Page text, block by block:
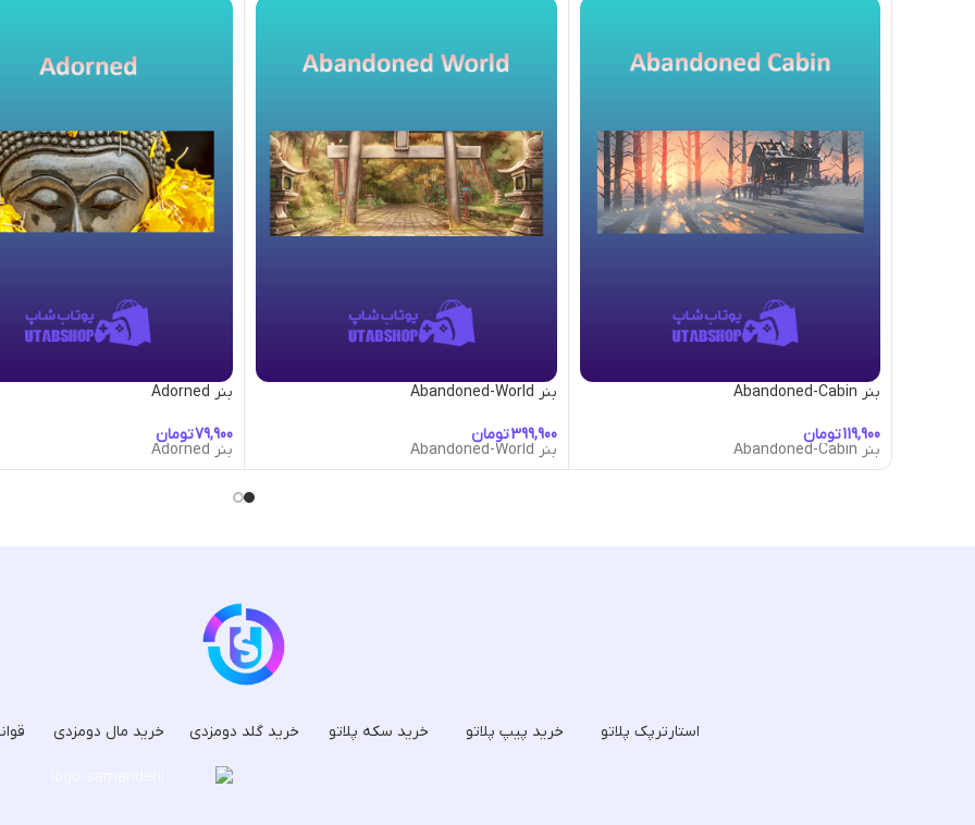
بنر Abandoned-Cabin
تومان
بنر Abandoned-Cabin
بنر Abandoned-World
تومان
بنر Abandoned-World
بنر Adorned
تومان
بنر Adorned
استارترپک پلاتو خرید پیپ پلاتو خرید سکه پلاتو خرید گلد دومزدی خرید مال دومزدی